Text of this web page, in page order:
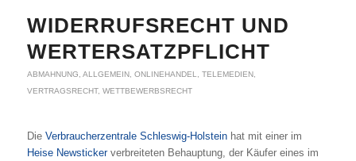
WIDERRUFSRECHT UND
WERTERSATZPFLICHT
ABMAHNUNG ALLGEMEIN, ONLINEHANDEL TELEMEDIEN,
VERTRAGSRECHT, WETTBEWERBSRECHT
Die Verbraucherzentrale Schleswig-Holsteinhat mit einer im
Heise Newstickerverbreiteten Behauptung, der Käufer eines im